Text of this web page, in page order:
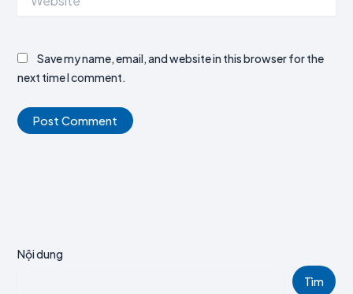
Save my name, email, and website in this browser for the
next time I comment.
Nội dung
Tìm